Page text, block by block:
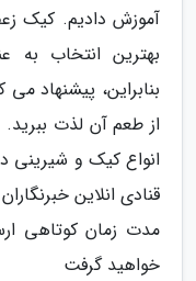
آموزش دادیم. کیک
بهترین انتخاب به
بنابراین، پیشنهاد
از طعم آن لذت ببرید.
انواع کیک و شیرینی
قنادی انلاین
مدت زمان کوتاهی
خواهید گرفت